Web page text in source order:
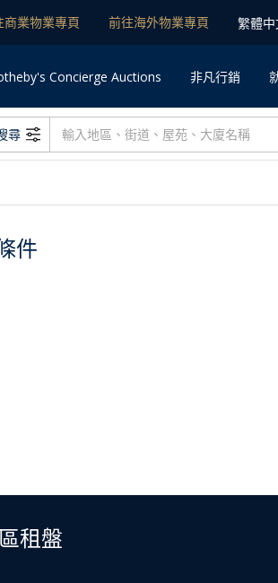
商業物業專頁 前往海外物業專⾴ 䌓體
Concierge Auctions ⾮凡⾏銷
尋
件
租盤